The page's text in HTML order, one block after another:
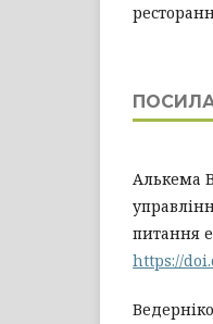
Алькема
питання
https://